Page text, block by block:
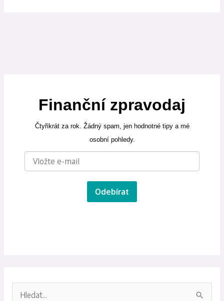
Finanční zpravodaj
Čtyřikrát za rok. Žádný spam, jen hodnotné tipy a mé
osobní pohledy.
Odebírat